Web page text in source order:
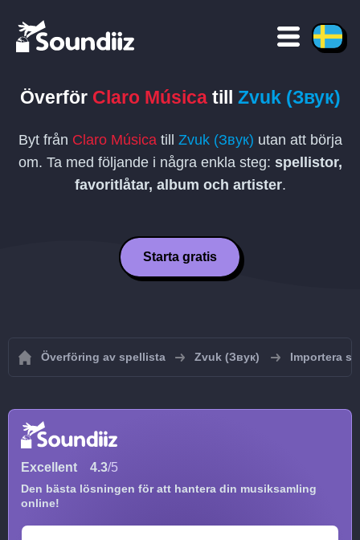
Överför Claro Músicatill Zvuk (Звук)
Byt från Claro Músicatill Zvuk (Звук) utan att börja
om. Ta med följande i några enkla steg: spellistor,
favoritlåtar, album och artister.
Starta gratis
Överföring av spellista Zvuk (Звук) Importera
Excellent 4.3/5
Den bästa lösningen för att hantera din musiksamling
online!